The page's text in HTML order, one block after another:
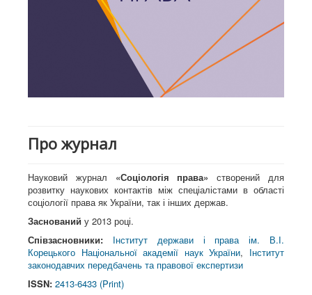
Про журнал
Науковий журнал «Соціологія права» створений для
розвитку наукових контактів між спеціалістами в області
соціології права як України, так і інших держав.
Заснований у 2013 році.
Співзасновники:
Інститут держави і права ім. В.І.
Корецького Національної академії наук України, Інститут
законодавчих передбачень та правової експертизи
ISSN: 2413-6433 (Print)